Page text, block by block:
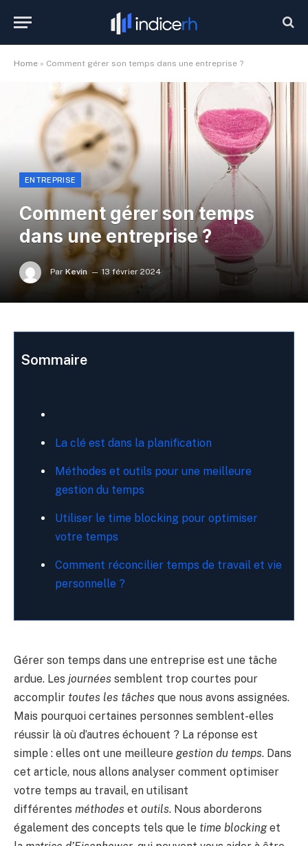
Home » Comment gérer son temps dans une entreprise ?
ENTREPRISE
Comment gérer son temps
dans une entreprise ?
Par Kevin 13 février 2024
Sommaire
La clé est dans la planification
Méthodes et outils pour une meilleure
gestion du temps
Utiliser le time blocking pour optimiser
votre temps
Comment réconcilier temps de travail et vie
personnelle ?
Gérer son temps dans une entreprise est une tâche
ardue. Les journées semblent trop courtes pour
accomplir toutes les tâches que nous avons assignées.
Mais pourquoi certaines personnes semblent-elles
réussir là où d’autres échouent ? La réponse est
simple : elles ont une meilleure gestion du temps. Dans
cet article, nous allons analyser comment optimiser
votre temps au travail, en utilisant
différentes méthodes et outils. Nous aborderons
également des concepts tels que le time blockinget